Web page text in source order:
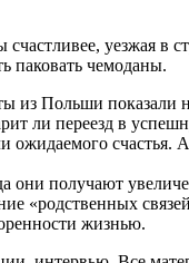
уезжая в
паковать чемоданы.
Польши показали
ли переезд в
они получают
жизнью.